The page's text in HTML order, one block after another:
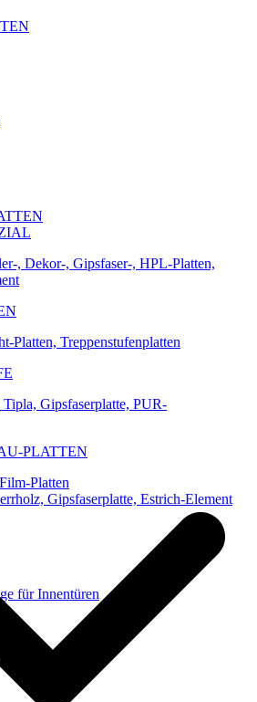
, Dekor-, Gipsfaser-, HPL-Platten,
Platten, Treppenstufenplatten
Gipsfaserplatte, PUR-
PLATTEN
Platten
Gipsfaserplatte, Estrich-Element
für Innentüren